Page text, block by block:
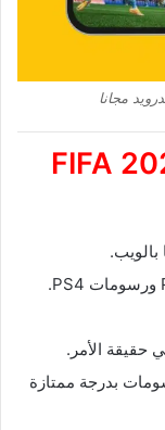
FIFA
بالويب.
حقيقة الأمر.
بدرجة ممتازة